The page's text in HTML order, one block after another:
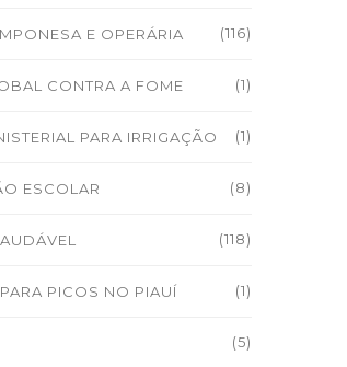
E OPERÁRIA (116)
CONTRA A FOME (1)
PARA IRRIGAÇÃO (1)
ESCOLAR (8)
(118)
PICOS NO PIAUÍ (1)
(5)